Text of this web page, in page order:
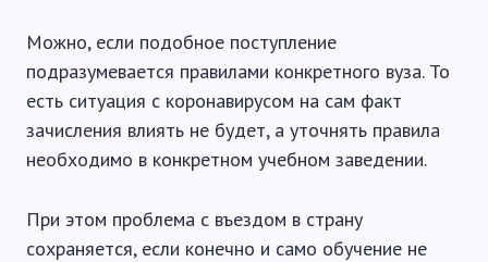
Можно, если подобное поступление
подразумевается правилами конкретного вуза. То
есть ситуация с коронавирусом на сам факт
зачисления влиять не будет, а уточнять правила
необходимо в конкретном учебном заведении.
При этом проблема с въездом в страну
сохраняется, если конечно и само обучение не